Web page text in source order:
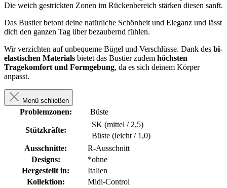
Die weich gestrickten Zonen im Rückenbereich stärken diesen sanft.
Das Bustier betont deine natürliche Schönheit und Eleganz und lässt
dich den ganzen Tag über bezaubernd fühlen.
Wir verzichten auf unbequeme Bügel und Verschlüsse. Dank des bi-
elastischen Materials bietet das Bustier zudem höchsten
Tragekomfort und Formgebung, da es sich deinem Körper
anpasst.
Menü schließen
Problemzonen: Büste
Stützkräfte:
SK (mittel / 2,5)
Büste (leicht / 1,0)
Ausschnitte:
R-Ausschnitt
Designs:
*ohne
Hergestellt in:
Italien
Kollektion:
Midi-Control